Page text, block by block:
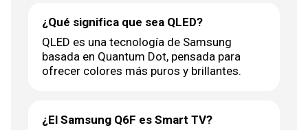
¿Qué significa que sea QLED?
QLED es una tecnología de Samsung
basada en Quantum Dot, pensada para
ofrecer colores más puros y brillantes.
¿El Samsung Q6F es Smart TV?